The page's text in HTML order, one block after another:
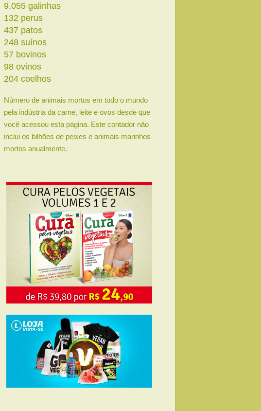
11,088 galinhas
161 perus
535 patos
303 suínos
69 bovinos
120 ovinos
250 coelhos
Número de animais mortos em todo o mundo
pela indústria da carne, leite e ovos desde que
você acessou esta página. Este contador não
inclui os bilhões de peixes e animais marinhos
mortos anualmente.